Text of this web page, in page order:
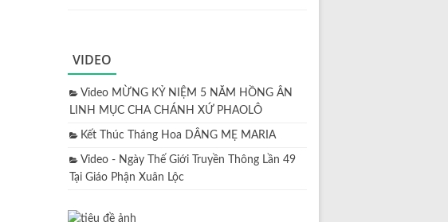
VIDEO
Video MỪNG KỶ NIỆM 5 NĂM HỒNG ÂN
LINH MỤC CHA CHÁNH XỨ PHAOLÔ
Kết Thúc Tháng Hoa DÂNG MẸ MARIA
Video - Ngày Thế Giới Truyền Thông Lần 49
Tại Giáo Phận Xuân Lộc